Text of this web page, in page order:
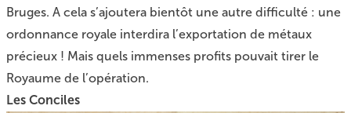
Bruges. A cela s’ajoutera bientôt une autre difficulté : une
ordonnance royale interdira l’exportation de métaux
précieux ! Mais quels immenses profits pouvait tirer le
Royaume de l’opération.
Les Conciles